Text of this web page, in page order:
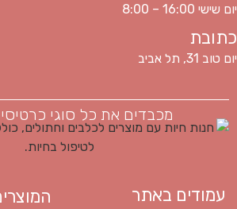
יום שישי 16:00 – 8:00
כתובת
יום טוב 31, תל אביב
מכבדים את כל סוגי
עמודים באתר